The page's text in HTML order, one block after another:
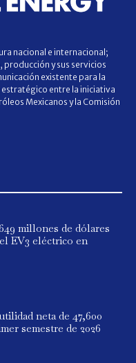
nacional e internacional;
y sus servicios
existente para la
estratégico entre la iniciativa
Mexicanos y la Comisión
millones de dólares
EV3 eléctrico en
neta de 47,600
semestre de 2026